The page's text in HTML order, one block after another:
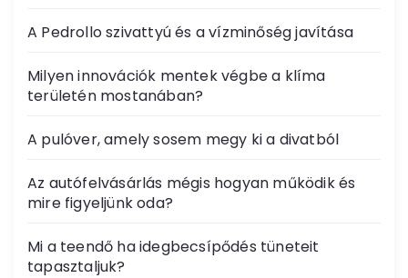
A Pedrollo szivattyú és a vízminőség javítása
Milyen innovációk mentek végbe a klíma
területén mostanában?
A pulóver, amely sosem megy ki a divatból
Az autófelvásárlás mégis hogyan működik és
mire figyeljünk oda?
Mi a teendő ha idegbecsípődés tüneteit
tapasztaljuk?